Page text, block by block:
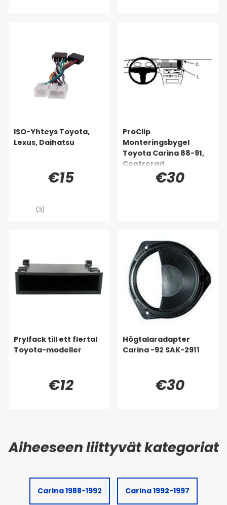
ISO-Yhteys Toyota,
Lexus, Daihatsu
€15
(3)
ProClip
Monteringsbygel
Toyota Carina 88-91,
Centrerad
€30
Prylfack till ett flertal
Toyota-modeller
€12
Högtalaradapter
Carina -92 SAK-2911
€30
Carina 1988-1992 Carina 1992-1997